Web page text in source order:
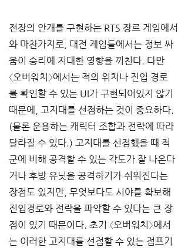
전장의 안개를 구현하는 RTS 장르 게임에서
와 마찬가지로, 대전 게임들에서는 정보 싸
움이 승리에 지대한 영향을 끼친다. 다만
〈오버워치〉에서는 적의 위치나 진입 경로
를 확인할 수 있는 UI가 구현되어있지 않기
때문에, 고지대를 선점하는 것이 중요하다.
(물론 운용하는 캐릭터 조합과 전략에 따라
달라질 수 있다.) 고지대를 선점했을 때 적
군에 비해 공격할 수 있는 각도가 잘 나온다
거나 후방 유닛을 공격하기가 쉬워진다는
장점도 있지만, 무엇보다도 시야를 확보해
진입경로와 전략을 파악할 수 있다는 큰 장
점이 있기 때문이다. 초기 〈오버워치〉에서
는 이러한 고지대를 선점할 수 있는 점프기